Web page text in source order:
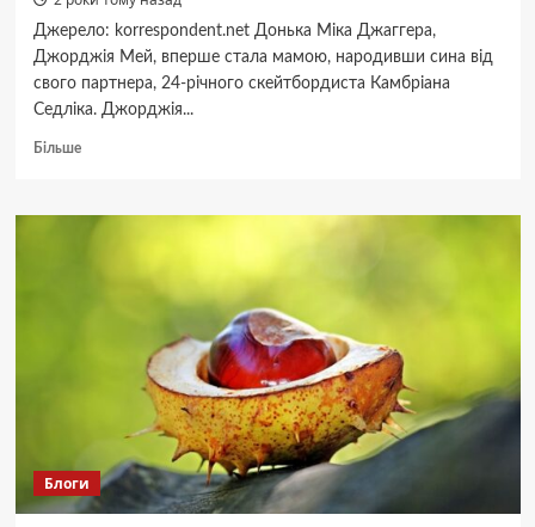
Джерело: korrespondent.net Донька Міка Джаггера,
Джорджія Мей, вперше стала мамою, народивши сина від
свого партнера, 24-річного скейтбордиста Камбріана
Седліка. Джорджія...
БільшеДокладніше
Міка
Блоги